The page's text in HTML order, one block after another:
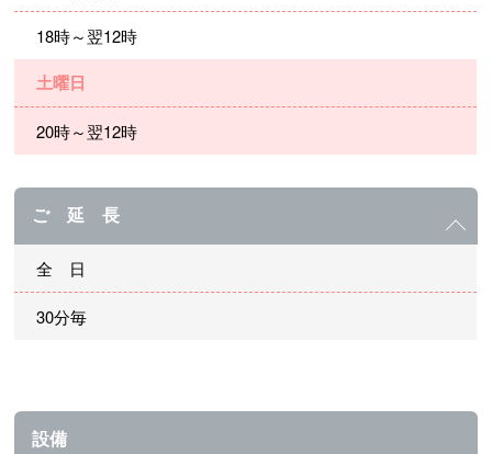
18時～翌12時
土曜日
20時～翌12時
ご 延 長
全 日
30分毎
設備